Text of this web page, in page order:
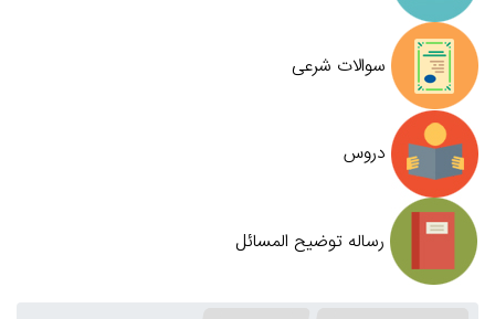
سوالات شرعی
دروس
رساله توضیح المسائل